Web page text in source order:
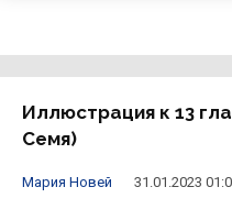
Иллюстрация к 13
Семя)
Мария Новей 31.01.2023